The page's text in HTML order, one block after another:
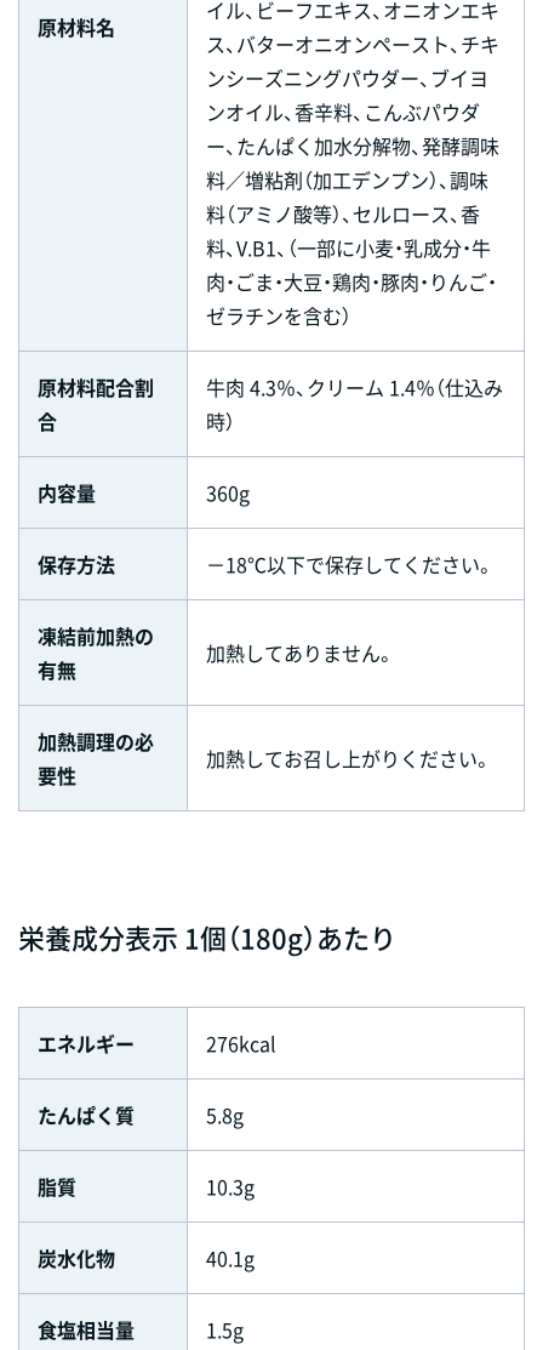
原材料名
イル、ビーフエキス、オニオンエキ
ス、バターオニオンペースト、チキ
ンシーズニングパウダー、ブイヨ
ンオイル、香辛料、こんぶパウダ
ー、たんぱく加水分解物、発酵調味
料／増粘剤（加工デンプン）、調味
料（アミノ酸等）、セルロース、香
料、V.B1、（一部に小麦・乳成分・牛
肉・ごま・大豆・鶏肉・豚肉・りんご・
ゼラチンを含む）
原材料配合割
合
牛肉 4.3％、クリーム 1.4％（仕込み
時）
内容量 360g
保存方法 －18℃以下で保存してください。
凍結前加熱の
有無
加熱してありません。
加熱調理の必
要性
加熱してお召し上がりください。
栄養成分表示 1個（180g）あたり
エネルギー 276kcal
たんぱく質 5.8g
脂質 10.3g
炭水化物 40.1g
食塩相当量 1.5g